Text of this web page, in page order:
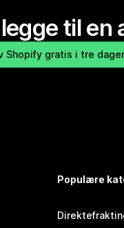
til en
Shopify gratis i tre dager
Populære